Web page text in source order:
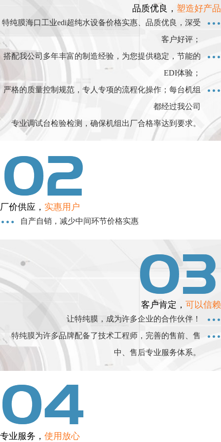
品质优良， 塑造好产品
特纯膜海口工业edi超纯水设备价格实惠、品质优良，深受
客户好评；
搭配我公司多年丰富的制造经验，为您提供稳定，节能的
EDI体验；
严格的质量控制规范，专人专项的流程化操作；每台机组
都经过我公司
专业调试台检验检测，确保机组出厂合格率达到要求。
厂价供应， 实惠用户
自产自销，减少中间环节价格实惠
客户肯定， 可以信赖
让特纯膜，成为许多企业的合作伙伴！
特纯膜为许多品牌配备了技术工程师，完善的售前、售
中、售后专业服务体系。
专业服务， 使用放心